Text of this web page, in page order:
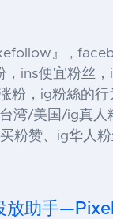
』 ,
ins便宜粉丝，
粉，ig粉絲的行
湾/美国/ig真人
粉赞、ig华人
放助手